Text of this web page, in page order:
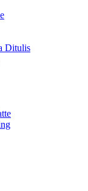
Ditulis